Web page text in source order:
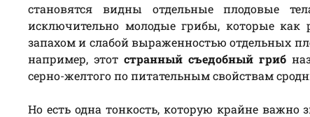
становятся видны отдельные плодовые
исключительно молодые грибы, которые как
запахом и слабой выраженностью отдельных
например, этот странный съедобный гриб
серно-желтого по питательным свойствам
Но есть одна тонкость, которую крайне важно